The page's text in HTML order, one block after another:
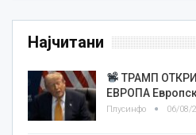
Најчитани
ТРАМП
ЕВРОПА
Плусинфо 06/08/